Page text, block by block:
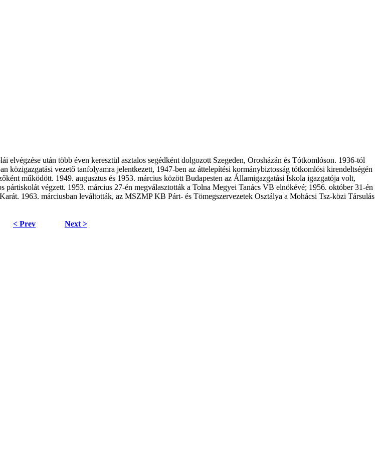
után több éven keresztül asztalos segédként dolgozott Szegeden, Orosházán és Tótkomlóson. 1936-tól
közigazgatási vezető tanfolyamra jelentkezett, 1947-ben az áttelepítési kormánybiztosság tótkomlósi kirendeltségén
működött. 1949. augusztus és 1953. március között Budapesten az Államigazgatási Iskola igazgatója volt,
végzett. 1953. március 27-én megválasztották a Tolna Megyei Tanács VB elnökévé; 1956. október 31-én
1963. márciusban leváltották, az MSZMP KB Párt- és Tömegszervezetek Osztálya a Mohácsi Tsz-közi Társulás
< Prev Next >